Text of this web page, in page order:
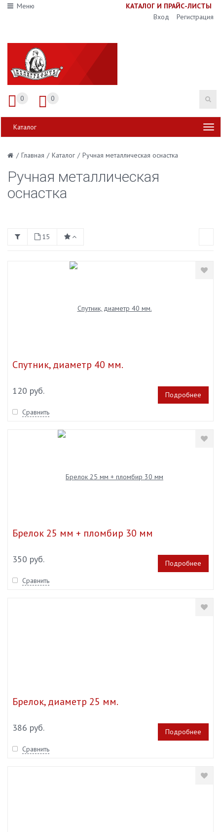
Меню КАТАЛОГ И ПРАЙС-ЛИСТЫ
Вход
Регистрация
0 0
Каталог
/ Главная / Каталог / Ручная металлическая оснастка
Ручная металлическая
оснастка
15
Спутник, диаметр 40 мм.
120 руб.
Подробнее
Сравнить
Брелок 25 мм + пломбир 30 мм
350 руб.
Подробнее
Сравнить
Брелок, диаметр 25 мм.
386 руб.
Подробнее
Сравнить